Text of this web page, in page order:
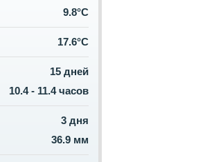
9.8°C
17.6°C
15 дней
10.4 - 11.4 часов
3 дня
36.9 мм